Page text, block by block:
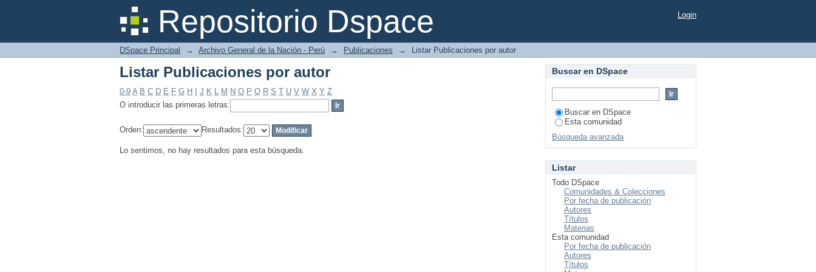
Repositorio Dspace
Listar Publicaciones por autor Login
DSpace Principal → Archivo General de la Nación - Perú → Publicaciones → Listar Publicaciones por autor
Listar Publicaciones por autor
0-9 A B C D E F G H J K L M N O P Q R S T U V W X Y Z
O introducir las primeras letras:
Orden: Resultados:
Lo sentimos, no hay resultados para esta búsqueda.
Buscar en DSpace
Buscar en DSpace
Esta comunidad
Búsqueda avanzada
Listar
Todo DSpace
Comunidades & Colecciones
Por fecha de publicación
Autores
Títulos
Materias
Esta comunidad
Por fecha de publicación
Autores
Títulos